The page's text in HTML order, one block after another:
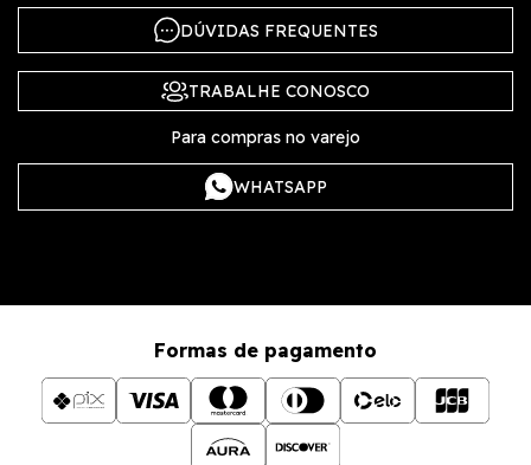
DÚVIDAS FREQUENTES
TRABALHE CONOSCO
Para compras no varejo
WHATSAPP
Formas de pagamento